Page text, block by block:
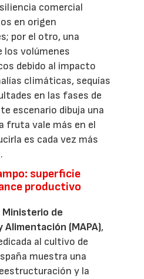
comercial
en origen
por el otro, una
los volúmenes
debido al impacto
climáticas, sequías
en las fases de
escenario dibuja una
fruta vale más en el
es cada vez más
superficie
productivo
Ministerio de
Alimentación (MAPA),
al cultivo de
muestra una
y la